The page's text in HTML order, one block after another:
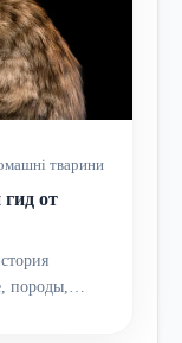
тварини
от
породы,…